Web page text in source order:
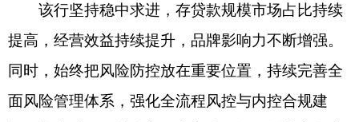
该行坚持稳中求进，存贷款规模市场占比持续
提高，经营效益持续提升，品牌影响力不断增强。
同时，始终把风险防控放在重要位置，持续完善全
面风险管理体系，强化全流程风控与内控合规建